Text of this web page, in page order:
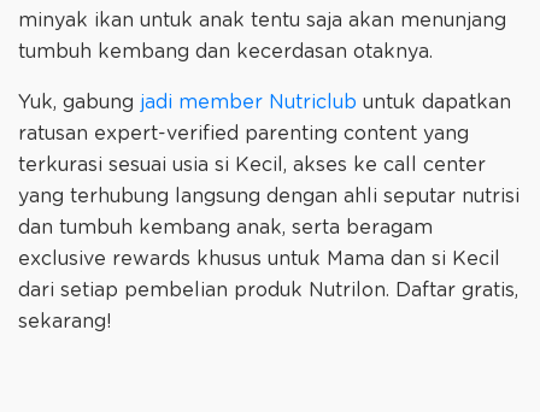
minyak ikan untuk anak tentu saja akan menunjang
tumbuh kembang dan kecerdasan otaknya.
Yuk, gabung jadi member Nutriclub untuk dapatkan
ratusan expert-verified parenting content yang
terkurasi sesuai usia si Kecil, akses ke call center
yang terhubung langsung dengan ahli seputar nutrisi
dan tumbuh kembang anak, serta beragam
exclusive rewards khusus untuk Mama dan si Kecil
dari setiap pembelian produk Nutrilon. Daftar gratis,
sekarang!